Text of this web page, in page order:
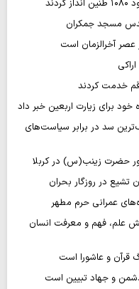
عصر آخرالزمان است
برای زیارت اربعین خبر داد
سد در برابر سیاست‌های
حضرت زینب(س) در کربلا
تشیع در روزگار بحران
عمرانی حرم مطهر
علم، فهم و معرفت انسان
قرآن و عاشورا است
دشمن و جهاد تبیین است